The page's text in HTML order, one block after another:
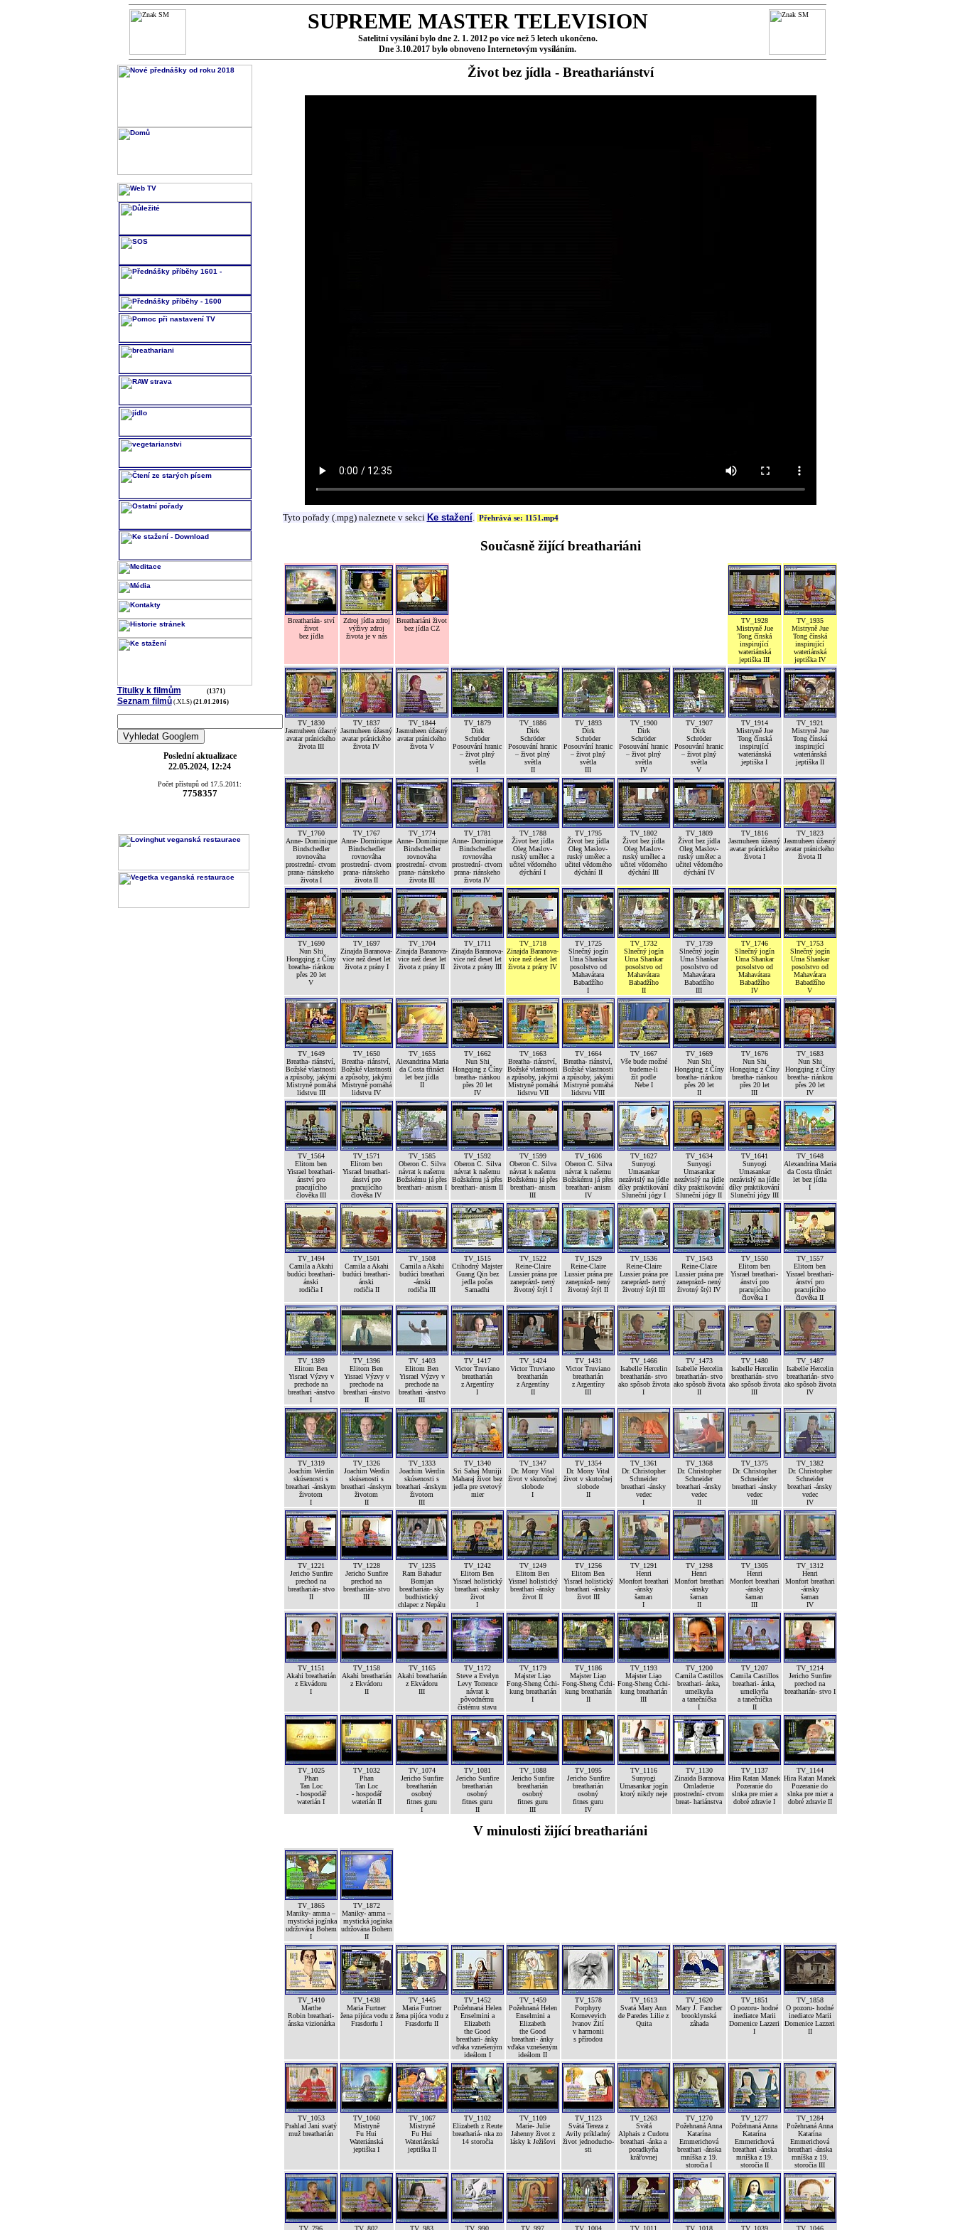
SUPREME MASTER TELEVISION
Satelitní vysílání bylo dne 2. 1. 2012 po více než 5 letech ukončeno.
Dne 3.10.2017 bylo obnoveno Internetovým vysíláním.
Titulky k filmům (1371)
Seznam filmů (.XLS) (21.01.2016)
Poslední aktualizace
22.05.2024, 12:24
Počet přístupů od 17.5.2011:
7758357
Život bez jídla - Breathariánství
Tyto pořady (.mpg) naleznete v sekci Ke stažení. Přehrává se: 1151.mp4
Současně žijící breathariáni
Breatharián- ství
život
bez jídla
Zdroj jídla zdroj
výživy zdroj
života je v nás
Breathariáni život
bez jídla CZ
TV_1928
Mistryně Jue
Tong čínská
inspirující
wateriánská
jeptiška III
TV_1935
Mistryně Jue
Tong čínská
inspirující
wateriánská
jeptiška IV
TV_1830
Jasmuheen úžasný
avatar pránického
života III
TV_1837
Jasmuheen úžasný
avatar pránického
života IV
TV_1844
Jasmuheen úžasný
avatar pránického
života V
TV_1879
Dirk
Schröder
Posouvání hranic
– život plný
světla
I
TV_1886
Dirk
Schröder
Posouvání hranic
– život plný
světla
II
TV_1893
Dirk
Schröder
Posouvání hranic
– život plný
světla
III
TV_1900
Dirk
Schröder
Posouvání hranic
– život plný
světla
IV
TV_1907
Dirk
Schröder
Posouvání hranic
– život plný
světla
V
TV_1914
Mistryně Jue
Tong čínská
inspirující
wateriánská
jeptiška I
TV_1921
Mistryně Jue
Tong čínská
inspirující
wateriánská
jeptiška II
TV_1760
Anne- Dominique
Bindschedler
rovnováha
prostrední- ctvom
prana- riánskeho
života I
TV_1767
Anne- Dominique
Bindschedler
rovnováha
prostrední- ctvom
prana- riánskeho
života II
TV_1774
Anne- Dominique
Bindschedler
rovnováha
prostrední- ctvom
prana- riánskeho
života III
TV_1781
Anne- Dominique
Bindschedler
rovnováha
prostrední- ctvom
prana- riánskeho
života IV
TV_1788
Život bez jídla
Oleg Maslov-
ruský umělec a
učitel vědomého
dýchání I
TV_1795
Život bez jídla
Oleg Maslov-
ruský umělec a
učitel vědomého
dýchání II
TV_1802
Život bez jídla
Oleg Maslov-
ruský umělec a
učitel vědomého
dýchání III
TV_1809
Život bez jídla
Oleg Maslov-
ruský umělec a
učitel vědomého
dýchání IV
TV_1816
Jasmuheen úžasný
avatar pránického
života I
TV_1823
Jasmuheen úžasný
avatar pránického
života II
TV_1690
Nun Shi
Hongqing z Číny
breatha- riánkou
přes 20 let
V
TV_1697
Zinajda Baranova-
vice než deset let
života z prány I
TV_1704
Zinajda Baranova-
vice než deset let
života z prány II
TV_1711
Zinajda Baranova-
vice než deset let
života z prány III
TV_1718
Zinajda Baranova-
vice než deset let
života z prány IV
TV_1725
Slnečný jogín
Uma Shankar
posolstvo od
Mahavátara
Babadžího
I
TV_1732
Slnečný jogín
Uma Shankar
posolstvo od
Mahavátara
Babadžího
II
TV_1739
Slnečný jogín
Uma Shankar
posolstvo od
Mahavátara
Babadžího
III
TV_1746
Slnečný jogín
Uma Shankar
posolstvo od
Mahavátara
Babadžího
IV
TV_1753
Slnečný jogín
Uma Shankar
posolstvo od
Mahavátara
Babadžího
V
TV_1649
Breatha- riánství,
Božské vlastnosti
a způsoby, jakými
Mistryně pomáhá
lidstvu III
TV_1650
Breatha- riánství,
Božské vlastnosti
a způsoby, jakými
Mistryně pomáhá
lidstvu IV
TV_1655
Alexandrina Maria
da Costa třináct
let bez jídla
II
TV_1662
Nun Shi
Hongqing z Číny
breatha- riánkou
přes 20 let
IV
TV_1663
Breatha- riánství,
Božské vlastnosti
a způsoby, jakými
Mistryně pomáhá
lidstvu VII
TV_1664
Breatha- riánství,
Božské vlastnosti
a způsoby, jakými
Mistryně pomáhá
lidstvu VIII
TV_1667
Vše bude možné
budeme-li
žít podle
Nebe I
TV_1669
Nun Shi
Hongqing z Číny
breatha- riánkou
přes 20 let
II
TV_1676
Nun Shi
Hongqing z Číny
breatha- riánkou
přes 20 let
III
TV_1683
Nun Shi
Hongqing z Číny
breatha- riánkou
přes 20 let
IV
TV_1564
Elitom ben
Yisrael breathari-
ánství pro
pracujícího
člověka III
TV_1571
Elitom ben
Yisrael breathari-
ánství pro
pracujícího
člověka IV
TV_1585
Oberon C. Silva
návrat k našemu
Božskému já přes
breathari- anism I
TV_1592
Oberon C. Silva
návrat k našemu
Božskému já přes
breathari- anism II
TV_1599
Oberon C. Silva
návrat k našemu
Božskému já přes
breathari- anism
III
TV_1606
Oberon C. Silva
návrat k našemu
Božskému já přes
breathari- anism
IV
TV_1627
Sunyogi
Umasankar
nezávislý na jídle
díky praktikování
Sluneční jógy I
TV_1634
Sunyogi
Umasankar
nezávislý na jídle
díky praktikování
Sluneční jógy II
TV_1641
Sunyogi
Umasankar
nezávislý na jídle
díky praktikování
Sluneční jógy III
TV_1648
Alexandrina Maria
da Costa třináct
let bez jídla
I
TV_1494
Camila a Akahi
budúci breathari-
ánski
rodičia I
TV_1501
Camila a Akahi
budúci breathari-
ánski
rodičia II
TV_1508
Camila a Akahi
budúci breathari
-ánski
rodičia III
TV_1515
Ctihodný Majster
Guang Qin bez
jedla počas
Samadhi
TV_1522
Reine-Claire
Lussier prána pre
zaneprázd- nený
životný štýl I
TV_1529
Reine-Claire
Lussier prána pre
zaneprázd- nený
životný štýl II
TV_1536
Reine-Claire
Lussier prána pre
zaneprázd- nený
životný štýl III
TV_1543
Reine-Claire
Lussier prána pre
zaneprázd- nený
životný štýl IV
TV_1550
Elitom ben
Yisrael breathari-
ánství pro
pracujícího
člověka I
TV_1557
Elitom ben
Yisrael breathari-
ánství pro
pracujícího
člověka II
TV_1389
Elitom Ben
Yisrael Výzvy v
prechode na
breathari -ánstvo
I
TV_1396
Elitom Ben
Yisrael Výzvy v
prechode na
breathari -ánstvo
II
TV_1403
Elitom Ben
Yisrael Výzvy v
prechode na
breathari -ánstvo
III
TV_1417
Victor Truviano
breatharián
z Argentíny
I
TV_1424
Victor Truviano
breatharián
z Argentíny
II
TV_1431
Victor Truviano
breatharián
z Argentíny
III
TV_1466
Isabelle Hercelin
breatharián- stvo
ako spôsob života
I
TV_1473
Isabelle Hercelin
breatharián- stvo
ako spôsob života
II
TV_1480
Isabelle Hercelin
breatharián- stvo
ako spôsob života
III
TV_1487
Isabelle Hercelin
breatharián- stvo
ako spôsob života
IV
TV_1319
Joachim Werdin
skúsenosti s
breathari -ánskym
životom
I
TV_1326
Joachim Werdin
skúsenosti s
breathari -ánskym
životom
II
TV_1333
Joachim Werdin
skúsenosti s
breathari -ánskym
životom
III
TV_1340
Sri Sahaj Muniji
Maharaj život bez
jedla pre svetový
mier
TV_1347
Dr. Mony Vital
život v skutočnej
slobode
I
TV_1354
Dr. Mony Vital
život v skutočnej
slobode
II
TV_1361
Dr. Christopher
Schneider
breathari -ánsky
vedec
I
TV_1368
Dr. Christopher
Schneider
breathari -ánsky
vedec
II
TV_1375
Dr. Christopher
Schneider
breathari -ánsky
vedec
III
TV_1382
Dr. Christopher
Schneider
breathari -ánsky
vedec
IV
TV_1221
Jericho Sunfire
prechod na
breatharián- stvo
II
TV_1228
Jericho Sunfire
prechod na
breatharián- stvo
III
TV_1235
Ram Bahadur
Bomjan
breatharián- sky
budhistický
chlapec z Nepálu
TV_1242
Elitom Ben
Yisrael holistický
breathari -ánsky
život
I
TV_1249
Elitom Ben
Yisrael holistický
breathari -ánsky
život II
TV_1256
Elitom Ben
Yisrael holistický
breathari -ánsky
život III
TV_1291
Henri
Monfort breathari
-ánsky
šaman
I
TV_1298
Henri
Monfort breathari
-ánsky
šaman
II
TV_1305
Henri
Monfort breathari
-ánsky
šaman
III
TV_1312
Henri
Monfort breathari
-ánsky
šaman
IV
TV_1151
Akahi breatharián
z Ekvádoru
I
TV_1158
Akahi breatharián
z Ekvádoru
II
TV_1165
Akahi breatharián
z Ekvádoru
III
TV_1172
Steve a Evelyn
Levy Torrence
návrat k
pôvodnému
čistému stavu
TV_1179
Majster Liao
Fong-Sheng Čchi-
kung breatharián
I
TV_1186
Majster Liao
Fong-Sheng Čchi-
kung breatharián
II
TV_1193
Majster Liao
Fong-Sheng Čchi-
kung breatharián
III
TV_1200
Camila Castillos
breathari- ánka,
umelkyňa
a tanečníčka
I
TV_1207
Camila Castillos
breathari- ánka,
umelkyňa
a tanečníčka
II
TV_1214
Jericho Sunfire
prechod na
breatharián- stvo I
TV_1025
Phan
Tan Loc
- hospodář
waterián I
TV_1032
Phan
Tan Loc
- hospodář
waterián II
TV_1074
Jericho Sunfire
breatharián
osobný
fitnes guru
I
TV_1081
Jericho Sunfire
breatharián
osobný
fitnes guru
II
TV_1088
Jericho Sunfire
breatharián
osobný
fitnes guru
III
TV_1095
Jericho Sunfire
breatharián
osobný
fitnes guru
IV
TV_1116
Sunyogi
Umasankar jogín
ktorý nikdy neje
TV_1130
Zinaida Baranova
Omladenie
prostrední- ctvom
breat- hariánstva
TV_1137
Hira Ratan Manek
Pozeranie do
slnka pre mier a
dobré zdravie I
TV_1144
Hira Ratan Manek
Pozeranie do
slnka pre mier a
dobré zdravie II
V minulosti žijící breathariáni
TV_1865
Maniky- amma –
mystická jogínka
udržována Bohem
I
TV_1872
Maniky- amma –
mystická jogínka
udržována Bohem
II
TV_1410
Marthe
Robin breathari-
ánska vizionárka
TV_1438
Maria Furtner
žena pijúca vodu z
Frasdorfu I
TV_1445
Maria Furtner
žena pijúca vodu z
Frasdorfu II
TV_1452
Požehnaná Helen
Enselmini a
Elizabeth
the Good
breathari- ánky
vďaka vznešeným
ideálom I
TV_1459
Požehnaná Helen
Enselmini a
Elizabeth
the Good
breathari- ánky
vďaka vznešeným
ideálom II
TV_1578
Porphyry
Kornevevich
Ivanov Žití
v harmonii
s přírodou
TV_1613
Svatá Mary Ann
de Paredes Lilie z
Quita
TV_1620
Mary J. Fancher
brooklynská
záhada
TV_1851
O pozoru- hodné
inediatce Marii
Domenice Lazzeri
I
TV_1858
O pozoru- hodné
inediatce Marii
Domenice Lazzeri
II
TV_1053
Prahlad Jani svatý
muž breatharián
TV_1060
Mistryně
Fu Hui
Wateriánská
jeptiška I
TV_1067
Mistryně
Fu Hui
Wateriánská
jeptiška II
TV_1102
Elizabeth z Reute
breathariá- nka zo
14 storočia
TV_1109
Marie- Julie
Jahenny život z
lásky k Ježišovi
TV_1123
Svätá Tereza z
Avily príkladný
život jednoducho-
sti
TV_1263
Svätá
Alphais z Cudotu
breathari -ánka a
poradkyňa
kráľovnej
TV_1270
Požehnaná Anna
Katarína
Emmerichová
breathari -ánska
mníška z 19.
storočia I
TV_1277
Požehnaná Anna
Katarína
Emmerichová
breathari -ánska
mníška z 19.
storočia II
TV_1284
Požehnaná Anna
Katarína
Emmerichová
breathari -ánska
mníška z 19.
storočia III
TV_796 TV_802 TV_983 TV_990 TV_997 TV_1004 TV_1011 TV_1018 TV_1039 TV_1046